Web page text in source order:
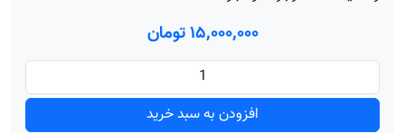
۱۵٬۰۰۰٬۰۰۰ تومان
افزودن به سبد خرید